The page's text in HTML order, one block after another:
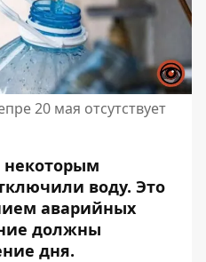
20 мая отсутствует
некоторым
воду. Это
аварийных
должны
дня.